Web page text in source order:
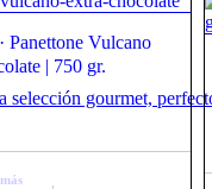
gourmet,
Panettone Vulcano
| 750 gr.